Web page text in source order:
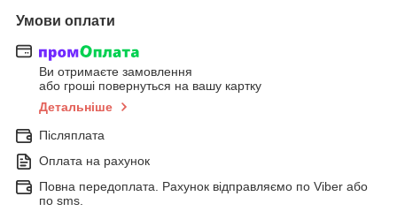
Умови оплати
Ви отримаєте замовлення
або гроші повернуться на вашу картку
Детальніше
Післяплата
Оплата на рахунок
Повна передоплата. Рахунок відправляємо по Viber або
по sms.